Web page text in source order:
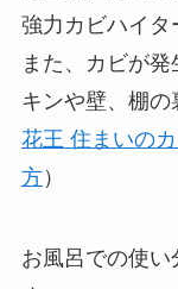
強力カビハイタ
また、カビが
キンや壁、棚の
花王 住まいの
方）
お風呂での使